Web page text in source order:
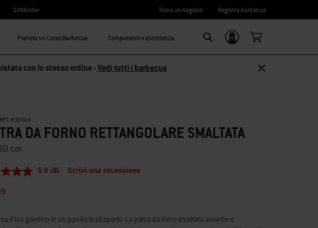
Grillfinder Trova un negozio Registra barbecue
Prenota un Corso Barbecue Componenti e assistenza
Accedi/
Registrati
con lo stesso ordine -Vedi tutti i barbecue
# 18414
DA FORNO RETTANGOLARE SMALTATA
cm
5.0 (8) Scrivi una recensione
il tuo giardino in un panificio all'aperto. La pietra da forno smaltata assorbe e